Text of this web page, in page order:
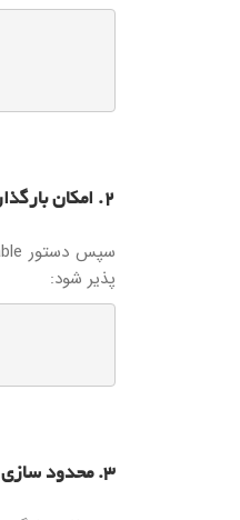
2. امکان بارگذاری
پذیر شود:
3. محدود سازی دسترسی (Chroot jail)